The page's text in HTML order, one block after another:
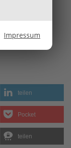
Impressum
teilen
Pocket
teilen